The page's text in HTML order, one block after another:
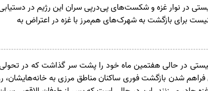
رژیم صهیونیستی در نوار غزه و شکست‌های پی‌درپی سران این رژیم در
برای بازگشت به شهرک‌های هم‌مرز با غزه در اعتراض به
در حالی هفتمین ماه خود را پشت سر گذاشت که در